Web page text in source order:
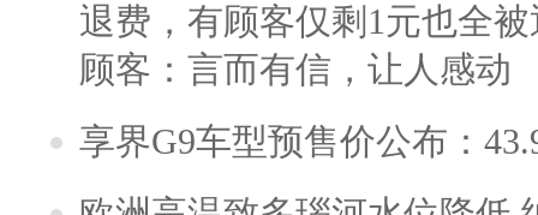
退费，有顾客仅剩1元也全
顾客：言而有信，让人感动
享界G9车型预售价公布：